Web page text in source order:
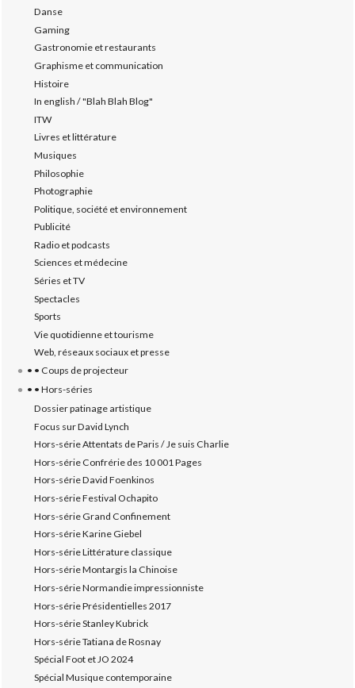
Danse
Gaming
Gastronomie et restaurants
Graphisme et communication
Histoire
In english / "Blah Blah Blog"
ITW
Livres et littérature
Musiques
Philosophie
Photographie
Politique, société et environnement
Publicité
Radio et podcasts
Sciences et médecine
Séries et TV
Spectacles
Sports
Vie quotidienne et tourisme
Web, réseaux sociaux et presse
• • Coups de projecteur
• • Hors-séries
Dossier patinage artistique
Focus sur David Lynch
Hors-série Attentats de Paris / Je suis Charlie
Hors-série Confrérie des 10 001 Pages
Hors-série David Foenkinos
Hors-série Festival Ochapito
Hors-série Grand Confinement
Hors-série Karine Giebel
Hors-série Littérature classique
Hors-série Montargis la Chinoise
Hors-série Normandie impressionniste
Hors-série Présidentielles 2017
Hors-série Stanley Kubrick
Hors-série Tatiana de Rosnay
Spécial Foot et JO 2024
Spécial Musique contemporaine